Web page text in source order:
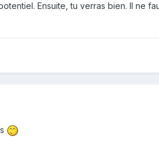
Ensuite, tu verras bien. Il ne